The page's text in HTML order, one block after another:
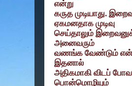
என்று
கருத முடியாது.
ஏகமனதாக முடிவு
செய்தாலும்
அனைவரும்
வணங்க வேண்டும்
இதனால்
அதிகமாகி விடப்
பொன்மொழியும்